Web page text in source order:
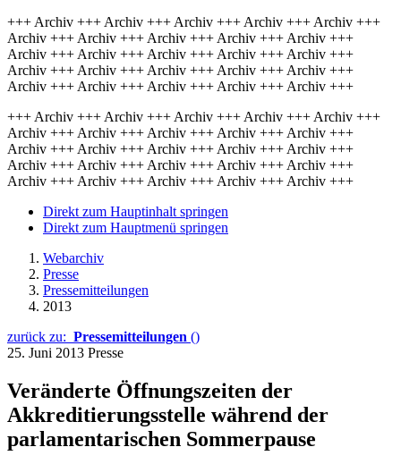
+++ Archiv +++ Archiv +++ Archiv +++ Archiv +++ Archiv +++
Archiv +++ Archiv +++ Archiv +++ Archiv +++ Archiv +++
Archiv +++ Archiv +++ Archiv +++ Archiv +++ Archiv +++
Archiv +++ Archiv +++ Archiv +++ Archiv +++ Archiv +++
Archiv +++ Archiv +++ Archiv +++ Archiv +++ Archiv +++
+++ Archiv +++ Archiv +++ Archiv +++ Archiv +++ Archiv +++
Archiv +++ Archiv +++ Archiv +++ Archiv +++ Archiv +++
Archiv +++ Archiv +++ Archiv +++ Archiv +++ Archiv +++
Archiv +++ Archiv +++ Archiv +++ Archiv +++ Archiv +++
Archiv +++ Archiv +++ Archiv +++ Archiv +++ Archiv +++
Direkt zum Hauptinhalt springen
Direkt zum Hauptmenü springen
Webarchiv
Presse
Pressemitteilungen
2013
zurück zu: Pressemitteilungen ()
25. Juni 2013 Presse
Veränderte Öffnungszeiten der
Akkreditierungsstelle während der
parlamentarischen Sommerpause